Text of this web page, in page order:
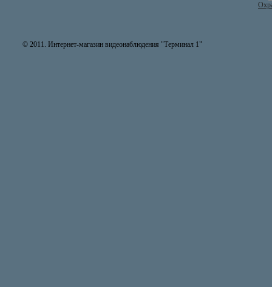
© 2011. Интернет-магазин видеонаблюдения "Терминал 1"